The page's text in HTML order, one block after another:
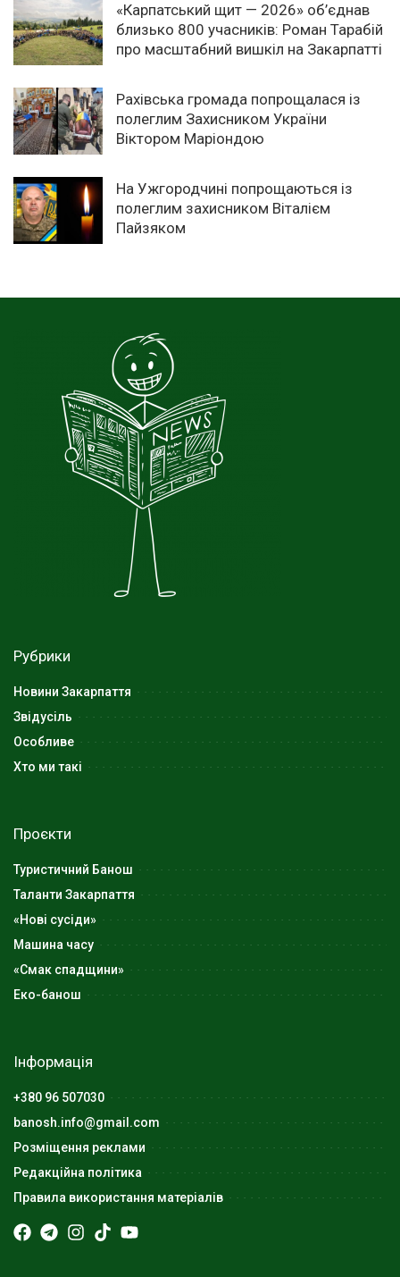
«Карпатський щит — 2026» об’єднав
близько 800 учасників: Роман Тарабій
про масштабний вишкіл на Закарпатті
Рахівська громада попрощалася із
полеглим Захисником України
Віктором Маріондою
На Ужгородчині попрощаються із
полеглим захисником Віталієм
Пайзяком
Рубрики
Новини Закарпаття
Звідусіль
Особливе
Хто ми такі
Проєкти
Туристичний Банош
Таланти Закарпаття
«Нові сусіди»
Машина часу
«Смак спадщини»
Еко-банош
Інформація
+380 96 507030
banosh.info@gmail.com
Розміщення реклами
Редакційна політика
Правила використання матеріалів